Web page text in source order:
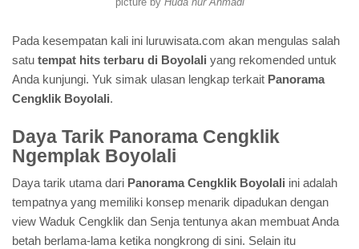
Pada kesempatan kali ini luruwisata.com akan mengulas salah
satu tempat hits terbaru di Boyolali yang rekomended untuk
Anda kunjungi. Yuk simak ulasan lengkap terkait Panorama
Cengklik Boyolali.
Daya Tarik Panorama Cengklik
Ngemplak Boyolali
Daya tarik utama dari Panorama Cengklik Boyolali ini adalah
tempatnya yang memiliki konsep menarik dipadukan dengan
view Waduk Cengklik dan Senja tentunya akan membuat Anda
betah berlama-lama ketika nongkrong di sini. Selain itu